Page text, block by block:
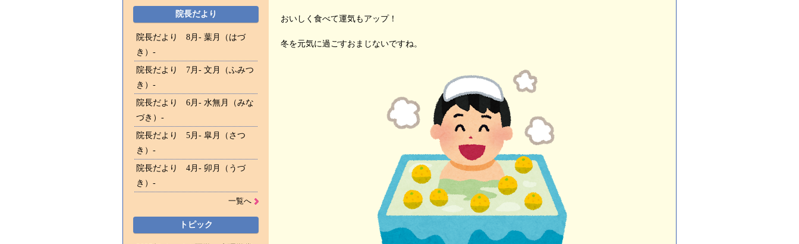
おいしく食べて運気もアップ！
冬を元気に過ごすおまじないですね。
院長だより
院長だより 8月- 葉月（はづ
き）-
院長だより 7月- 文月（ふみつ
き）-
院長だより 6月- 水無月（みな
づき）-
院長だより 5月- 皐月（さつ
き）-
院長だより 4月- 卯月（うづ
き）-
一覧へ
トピック